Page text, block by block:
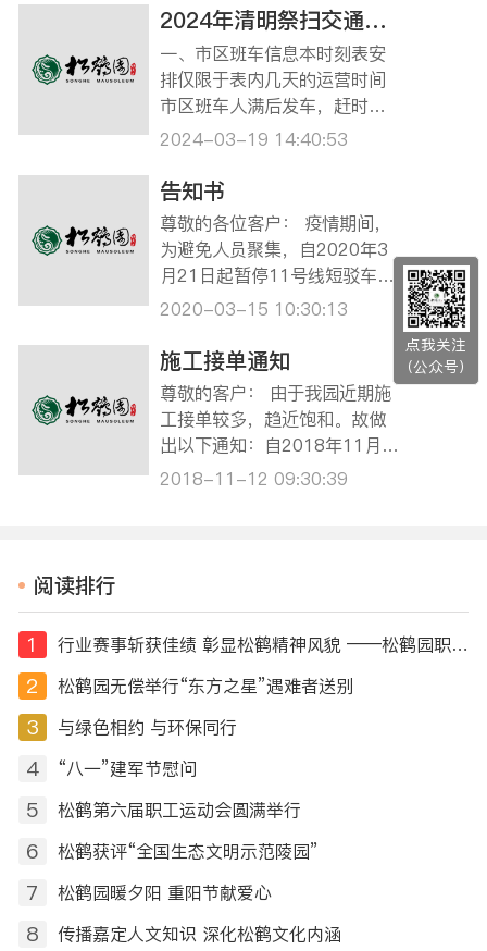
路名河名‘由你说了算’命名征集
活动中吧！如果你的命名被选
中，就有机会获得600元现金
奖励哦！是否跃跃欲试了？那
就赶快看一下活…
2024年清明祭扫交通指南
一、市区班车信息本时刻表安
排仅限于表内几天的运营时间
市区班车人满后发车，赶时间
的客户建议自行前往松鹤园。
提前致电预约。龙华班车预约
电话：13681636018（陆女
士）；宝兴班车预约电话：02
1-56902674。 ☆3月30日，
4月6日龙华、宝兴班车…
2024-03-19 14:40:53
告知书
尊敬的各位客户： 疫情期间，
为避免人员聚集，自2020年3
月21日起暂停11号线短驳车服
务，建议已经预约好落葬的客
敬请谅解。 本墓园清明期间预
约祭扫日期为2020年3月28日
至4月12日，将于3月26日开通
微信预约祭扫服务，关注“上海
松鹤…
2020-03-15 10:30:13
施工接单通知
尊敬的客户： 由于我园近期施
工接单较多，趋近饱和。故做
出以下通知：自2018年11月1
9日起在我园业务厅办理业务接
2018-11-12 09:30:39
阅读排行
1 行业赛事斩获佳绩 彰显松鹤精神风貌 ——松鹤园职工摘得第十届全国民政行业职业技能竞赛荣誉
2 松鹤园无偿举行“东方之星”遇难者送别
3 与绿色相约 与环保同行
4 “八一”建军节慰问
5 松鹤第六届职工运动会圆满举行
6 松鹤获评“全国生态文明示范陵园”
7 松鹤园暖夕阳 重阳节献爱心
8 传播嘉定人文知识 深化松鹤文化内涵
点我关注
（公众号）